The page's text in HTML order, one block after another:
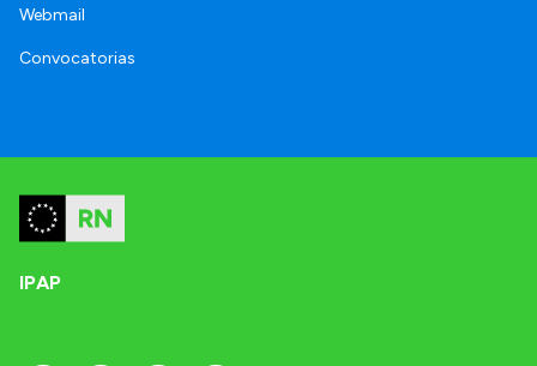
Webmail
Convocatorias
IPAP